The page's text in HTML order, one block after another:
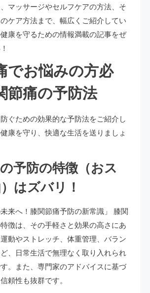
マッサージやセルフケアの方法、そ
ケア方法まで、幅広くご紹介してい
康を守るための情報満載の記事をぜ
でお悩みの方必
節痛の予防法
ぐための効果的な予防法をご紹介し
康を守り、快適な生活を送りましょ
予防の特徴（おス
はズバリ！
未来へ！膝関節痛予防の新常識」 膝関
徴は、その手軽さと効果の高さにあ
動やストレッチ、体重管理、バラン
、日常生活で無理なく取り入れられ
。また、専門家のアドバイスに基づ
頼性も抜群です。